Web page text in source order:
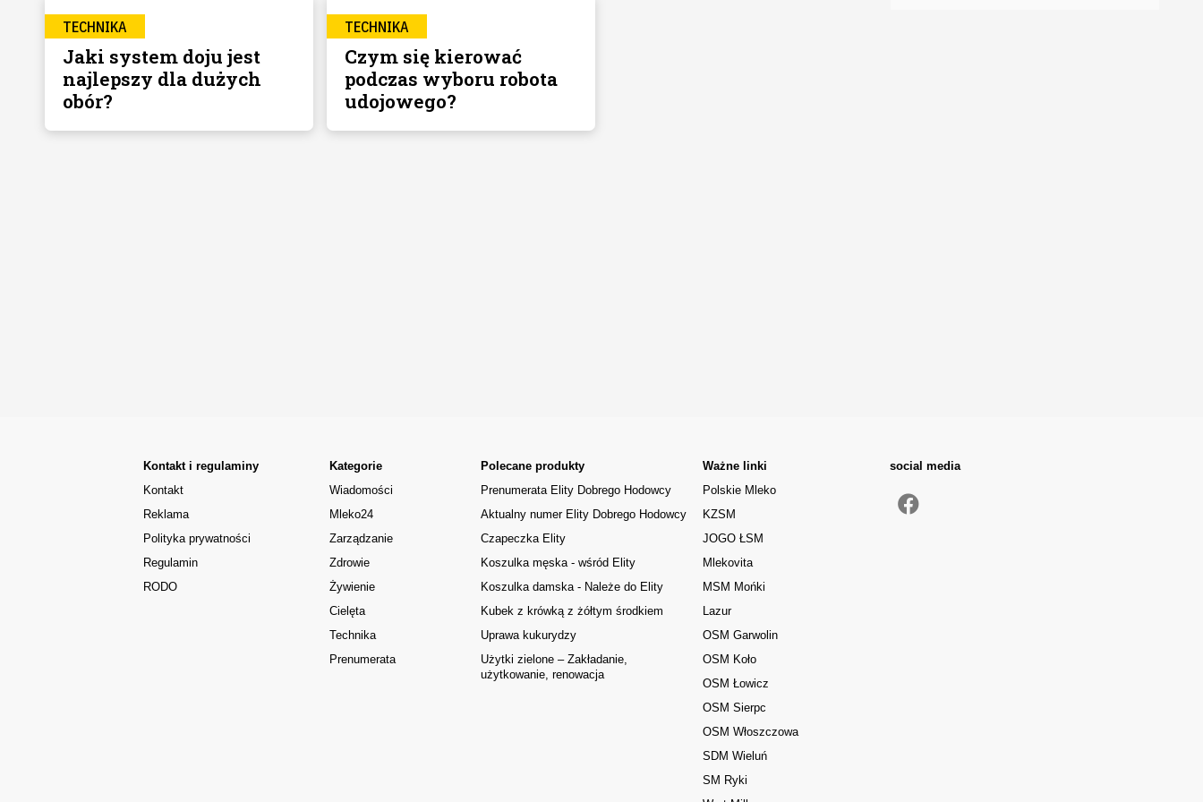
TECHNIKA
Jaki system doju jest
najlepszy dla dużych
obór?
TECHNIKA
Czym się kierować
podczas wyboru robota
udojowego?
Kontakt i regulaminy
Kontakt
Reklama
Polityka prywatności
Regulamin
RODO
Kategorie
Wiadomości
Mleko24
Zarządzanie
Zdrowie
Żywienie
Cielęta
Technika
Prenumerata
Polecane produkty
Prenumerata Elity Dobrego Hodowcy
Aktualny numer Elity Dobrego Hodowcy
Czapeczka Elity
Koszulka męska - wśród Elity
Koszulka damska - Należe do Elity
Kubek z krówką z żółtym środkiem
Uprawa kukurydzy
Użytki zielone – Zakładanie,
użytkowanie, renowacja
Ważne linki
Polskie Mleko
KZSM
JOGO ŁSM
Mlekovita
MSM Mońki
Lazur
OSM Garwolin
OSM Koło
OSM Łowicz
OSM Sierpc
OSM Włoszczowa
SDM Wieluń
SM Ryki
social media